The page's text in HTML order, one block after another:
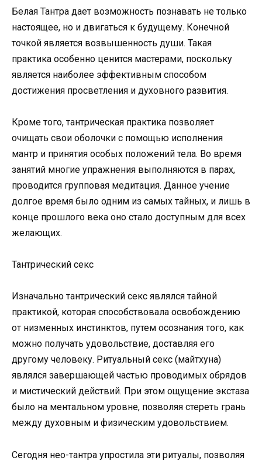
Белая Тантра дает возможность познавать не только
настоящее, но и двигаться к будущему. Конечной
точкой является возвышенность души. Такая
практика особенно ценится мастерами, поскольку
является наиболее эффективным способом
достижения просветления и духовного развития.
Кроме того, тантрическая практика позволяет
очищать свои оболочки с помощью исполнения
мантр и принятия особых положений тела. Во время
занятий многие упражнения выполняются в парах,
проводится групповая медитация. Данное учение
долгое время было одним из самых тайных, и лишь в
конце прошлого века оно стало доступным для всех
желающих.
Тантрический секс
Изначально тантрический секс являлся тайной
практикой, которая способствовала освобождению
от низменных инстинктов, путем осознания того, как
можно получать удовольствие, доставляя его
другому человеку. Ритуальный секс (майтхуна)
являлся завершающей частью проводимых обрядов
и мистический действий. При этом ощущение экстаза
было на ментальном уровне, позволяя стереть грань
между духовным и физическим удовольствием.
Сегодня нео-тантра упростила эти ритуалы, позволяя